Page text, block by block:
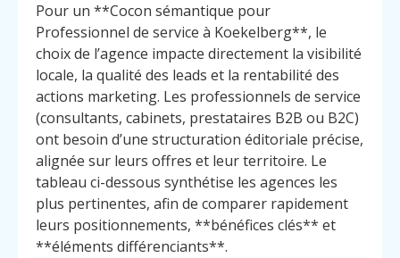
Pour un **Cocon sémantique pour
Professionnel de service à Koekelberg**, le
choix de l’agence impacte directement la visibilité
locale, la qualité des leads et la rentabilité des
actions marketing. Les professionnels de service
(consultants, cabinets, prestataires B2B ou B2C)
ont besoin d’une structuration éditoriale précise,
alignée sur leurs offres et leur territoire. Le
tableau ci-dessous synthétise les agences les
plus pertinentes, afin de comparer rapidement
leurs positionnements, **bénéfices clés** et
**éléments différenciants**.